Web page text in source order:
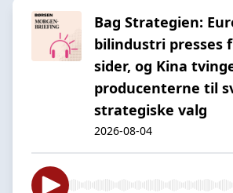
Bag Strategien:
bilindustri presses
sider, og Kina
producenterne til
strategiske valg
2026-08-04